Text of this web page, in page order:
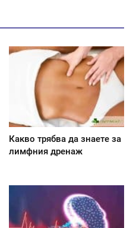
Какво трябва да знаете за
лимфния дренаж